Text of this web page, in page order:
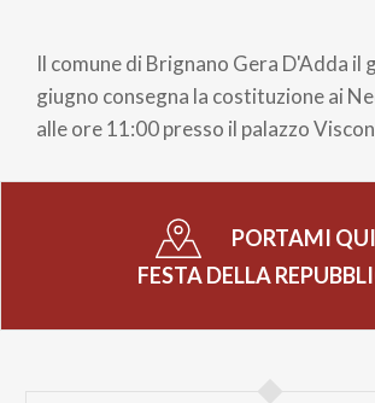
di
pane
Il comune di Brignano Gera D'Adda il
giugno consegna la costituzione ai
alle ore 11:00 presso il palazzo
PORTAMI
FESTA DELLA